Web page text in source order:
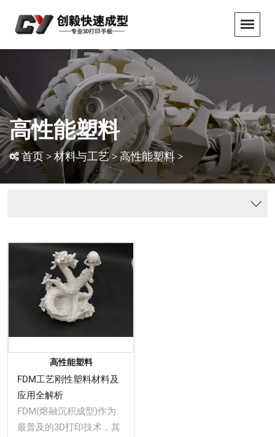
高性能塑料
首页 >材料与工艺>高性能塑料>
高性能塑料
FDM工艺刚性塑料材料及
应用全解析
FDM(熔融沉积成型)作为
最普及的3D打印技术，其